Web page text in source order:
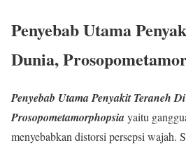
Penyebab Utama
Dunia,
Penyebab Utama Penyakit Teraneh
Prosopometamorphopsiayaitu
menyebabkan distorsi persepsi wajah.